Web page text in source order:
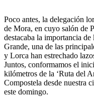
Poco antes, la delegación
de Mora, en cuyo salón de
destacaba la importancia
Grande, una de las
y Lorca han estrechado
Juntos, conformamos el
kilómetros de la ‘Ruta del
Compostela desde nuestra
este domingo.